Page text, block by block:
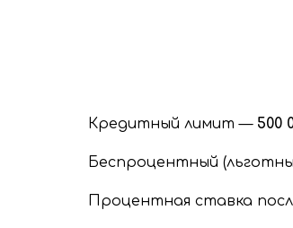
Кредитный лимит — 500
Беспроцентный
Процентная ставка